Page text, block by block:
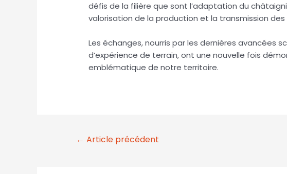
défis de la filière que sont l’adaptation du
valorisation de la production et la transmission
Les échanges, nourris par les dernières avancées
d’expérience de terrain, ont une nouvelle fois
emblématique de notre territoire.
← Article précédent